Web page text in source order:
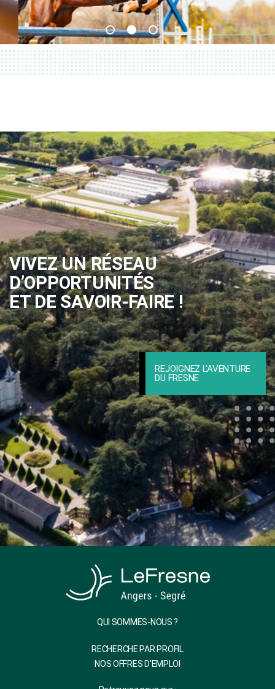
VIVEZ UN RÉSEAU
D’OPPORTUNITÉS
ET DE SAVOIR-FAIRE !
REJOIGNEZ L'AVENTURE
DU FRESNE
QUI SOMMES-NOUS ?
RECHERCHE PAR PROFIL
NOS OFFRES D'EMPLOI